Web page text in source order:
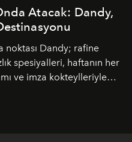
Atacak: Dandy,
noktası Dandy; rafine
spesiyalleri, haftanın her
ve imza kokteylleriyle